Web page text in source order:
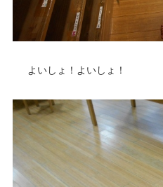
よいしょ！よいしょ！